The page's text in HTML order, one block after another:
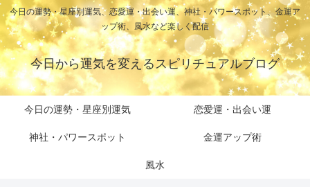
今日の運勢・星座別運気、恋愛運・出会い運、神社・パワースポット、金運ア
ップ術、風水など楽しく配信
今日から運気を変えるスピリチュアルブログ
今日の運勢・星座別運気 恋愛運・出会い運
神社・パワースポット 金運アップ術
風水